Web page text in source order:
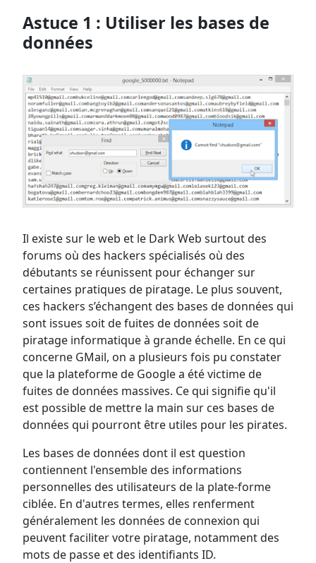
Astuce 1 : Utiliser les bases de
données
Il existe sur le web et le Dark Web surtout des
forums où des hackers spécialisés où des
débutants se réunissent pour échanger sur
certaines pratiques de piratage. Le plus souvent,
ces hackers s’échangent des bases de données qui
sont issues soit de fuites de données soit de
piratage informatique à grande échelle. En ce qui
concerne GMail, on a plusieurs fois pu constater
que la plateforme de Google a été victime de
fuites de données massives. Ce qui signifie qu'il
est possible de mettre la main sur ces bases de
données qui pourront être utiles pour les pirates.
Les bases de données dont il est question
contiennent l'ensemble des informations
personnelles des utilisateurs de la plate-forme
ciblée. En d'autres termes, elles renferment
généralement les données de connexion qui
peuvent faciliter votre piratage, notamment des
mots de passe et des identifiants ID.